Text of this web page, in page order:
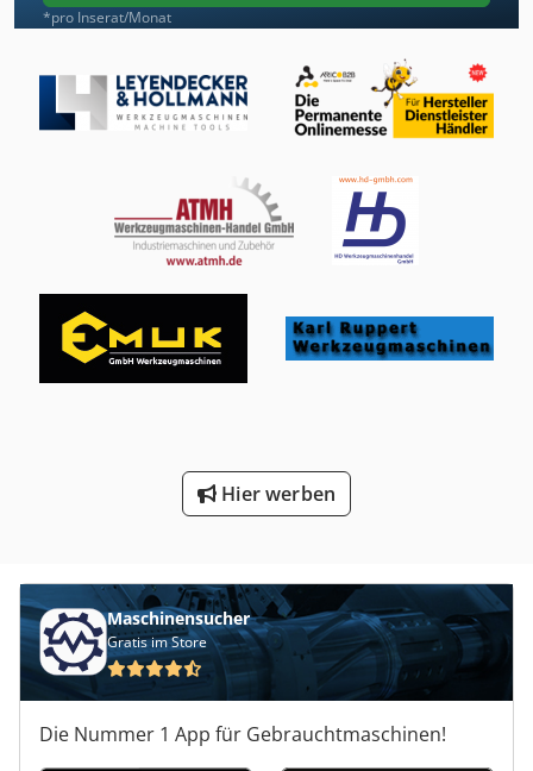
*pro Inserat/Monat
Hier werben
Maschinensucher
Gratis im Store
Die Nummer 1 App für Gebrauchtmaschinen!